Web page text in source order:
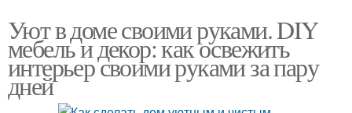
Уют в доме своими руками. DIY
мебель и декор: как освежить
интерьер своими руками за пару
дней